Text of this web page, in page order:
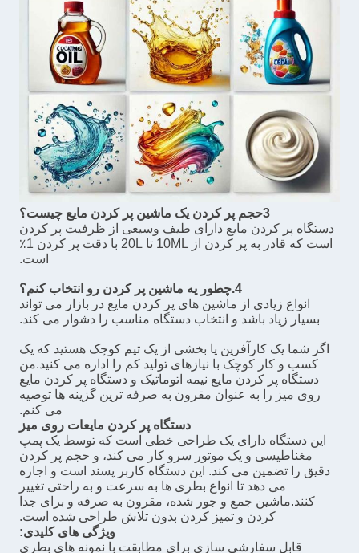
3حجم پر کردن یک ماشین پر کردن مایع چیست؟
دستگاه پر کردن مایع دارای طیف وسیعی از ظرفیت پر کردن
است که قادر به پر کردن از 10ML تا 20L با دقت پر کردن 1٪
است.
4.چطور يه ماشين پر کردن رو انتخاب کنم؟
انواع زیادی از ماشین های پر کردن مایع در بازار می تواند
بسیار زیاد باشد و انتخاب دستگاه مناسب را دشوار می کند.
اگر شما یک کارآفرین یا بخشی از یک تیم کوچک هستید که یک
کسب و کار کوچک با نیازهای تولید کم را اداره می کنید.من
دستگاه پر کردن مایع نیمه اتوماتیک و دستگاه پر کردن مایع
روی میز را به عنوان مقرون به صرفه ترین گزینه ها توصیه
می کنم.
دستگاه پر کردن مایعات روی میز
این دستگاه دارای یک طراحی خطی است که توسط یک پمپ
مغناطیسی و یک موتور سرو کار می کند، و حجم پر کردن
دقیق را تضمین می کند. این دستگاه کاربر پسند است و اجازه
می دهد تا انواع بطری ها به سرعت و به راحتی تغییر
کنند.ماشين جمع و جور شده، مقرون به صرفه و برای جدا
کردن و تمیز کردن بدون تلاش طراحی شده است.
ویژگی های کلیدی:
قابل سفارشی سازی برای مطابقت با نمونه های بطری